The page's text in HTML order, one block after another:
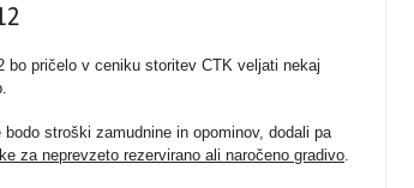
bo pričelo v ceniku storitev CTK veljati nekaj
bodo stroški zamudnine in opominov, dodali pa
za neprevzeto rezervirano ali naročeno gradivo